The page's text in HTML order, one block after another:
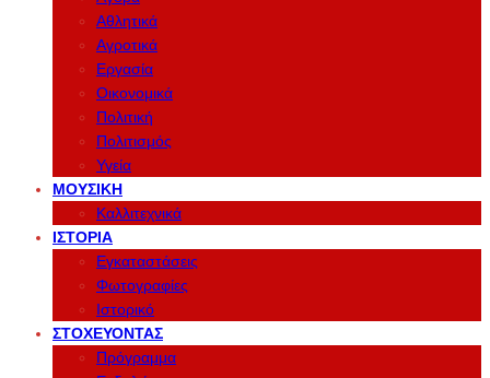
Αθλητικά
Αγροτικά
Εργασία
Οικονομικά
Πολιτική
Πολιτισμός
Υγεία
ΜΟΥΣΙΚΉ
Καλλιτεχνικά
ΙΣΤΟΡΊΑ
Εγκαταστάσεις
Φωτογραφίες
Ιστορικό
ΣΤΟΧΕΎΟΝΤΑΣ
Πρόγραμμα